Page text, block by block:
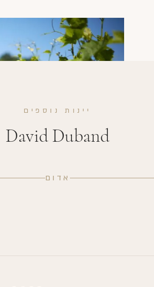
יינות נוספים
David Duband
אדום